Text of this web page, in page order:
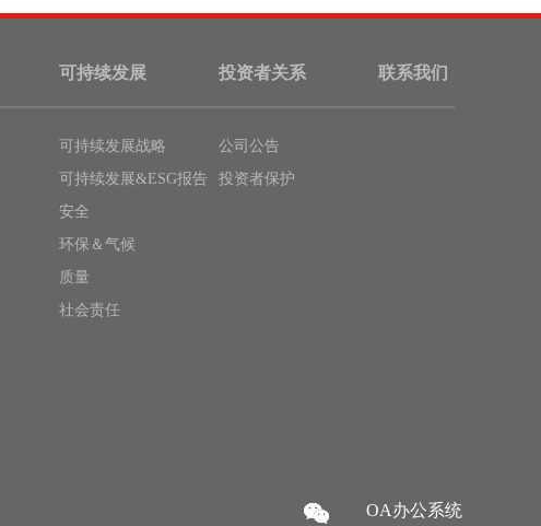
可持续发展
可持续发展战略
可持续发展&ESG报告
安全
环保＆气候
质量
社会责任
投资者关系
公司公告
投资者保护
联系我们
OA办公系统